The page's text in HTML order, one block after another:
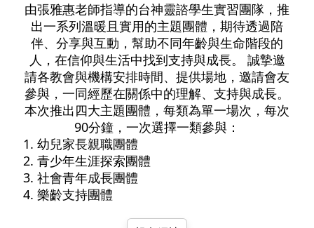
由張雅惠老師指導的台神靈諮學生實習團隊，推
出一系列溫暖且實用的主題團體，期待透過陪
伴、分享與互動，幫助不同年齡與生命階段的
人，在信仰與生活中找到支持與成長。 誠摯邀
請各教會與機構安排時間、提供場地，邀請會友
參與，一同經歷在關係中的理解、支持與成長。
本次推出四大主題團體，每類為單一場次，每次
90分鐘，一次選擇一類參與：
1. 幼兒家長親職團體
2. 青少年生涯探索團體
3. 社會青年成長團體
4. 樂齡支持團體